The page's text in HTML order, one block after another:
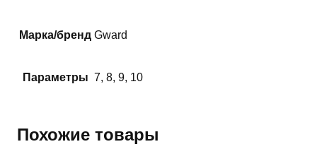
Марка/бренд Gward
Параметры 7, 8, 9, 10
Похожие товары